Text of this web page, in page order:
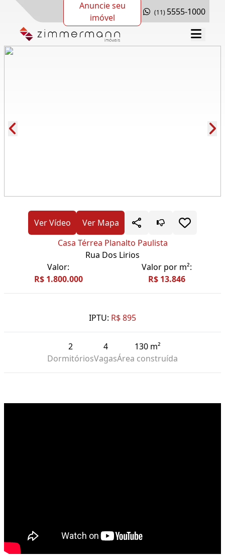
Anuncie seu
imóvel
(11) 5555-1000
Ver Vídeo
Ver Mapa
Casa Térrea Planalto Paulista
Rua Dos Lirios
Valor:
R$ 1.800.000
Valor por m²:
R$ 13.846
IPTU: R$ 895
2
Dormitórios
4
Vagas
130 m²
Área construída